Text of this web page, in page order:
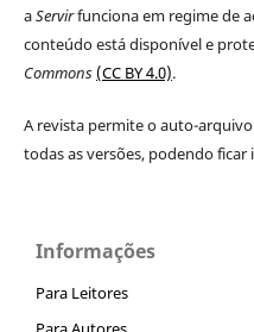
aServirfunciona em regime de
conteúdo está disponível e
Commons(CC BY 4.0).
A revista permite o auto-
todas as versões, podendo
Informações
Para Leitores